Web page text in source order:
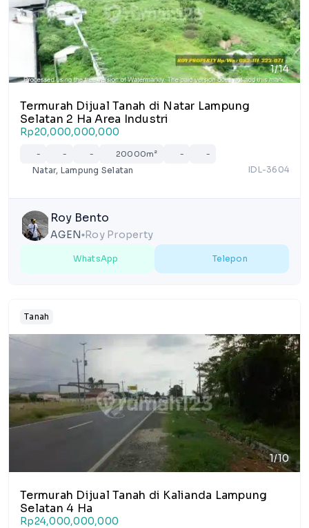
1/14
Termurah Dijual Tanah di Natar Lampung
Selatan 2 Ha Area Industri
Rp20,000,000,000
- - - 20000m² - -
Natar, Lampung Selatan IDL-3604
Roy Bento
AGEN lens Roy Property
WhatsApp Telepon
Tanah
1/10
Termurah Dijual Tanah di Kalianda Lampung
Selatan 4 Ha
Rp24,000,000,000